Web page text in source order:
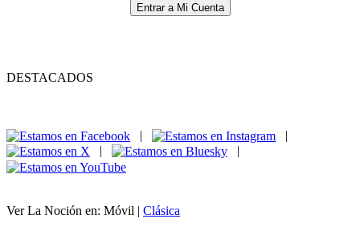
Entrar a Mi Cuenta
DESTACADOS
|
|
|
|
Ver La Noción en: Móvil | Clásica